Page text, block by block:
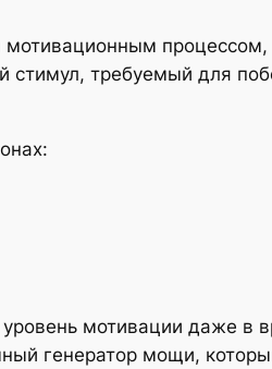
требуемый для
мотивации даже в
генератор мощи,